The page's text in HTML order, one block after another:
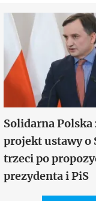
Solidarna Polska
projekt ustawy o
trzeci po
prezydenta i PiS